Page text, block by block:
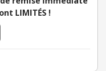
LIMITÉS !